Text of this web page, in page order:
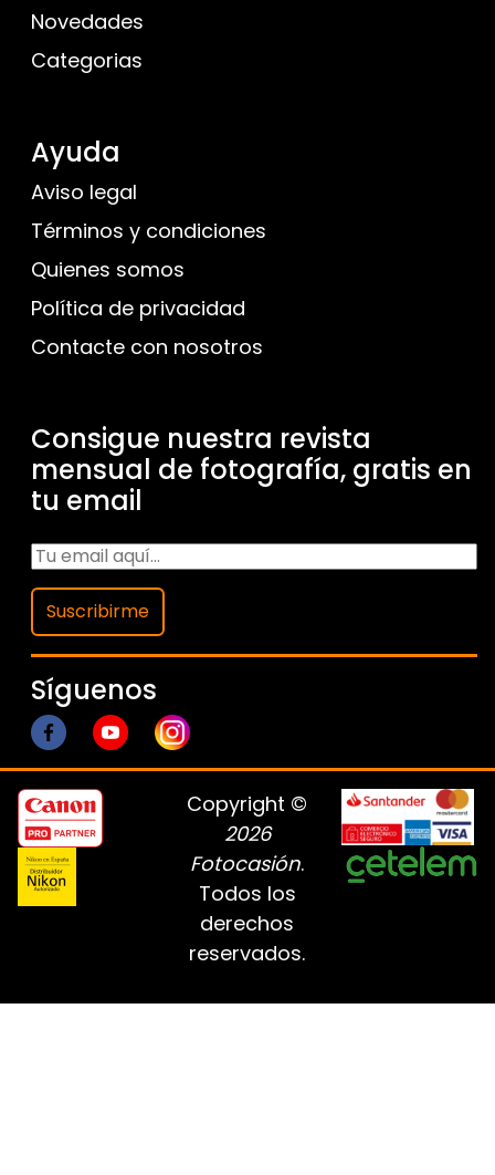
Novedades
Categorias
Ayuda
Aviso legal
Términos y condiciones
Quienes somos
Política de privacidad
Contacte con nosotros
Consigue nuestra revista
mensual de fotografía, gratis en
tu email
Suscribirme
Síguenos
Copyright ©
2026
Fotocasión.
Todos los
derechos
reservados.